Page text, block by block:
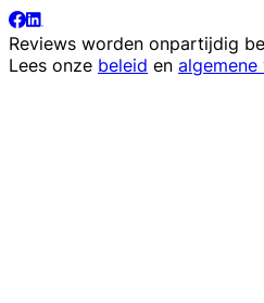
Reviews worden onpartijdig
Lees onze beleid en